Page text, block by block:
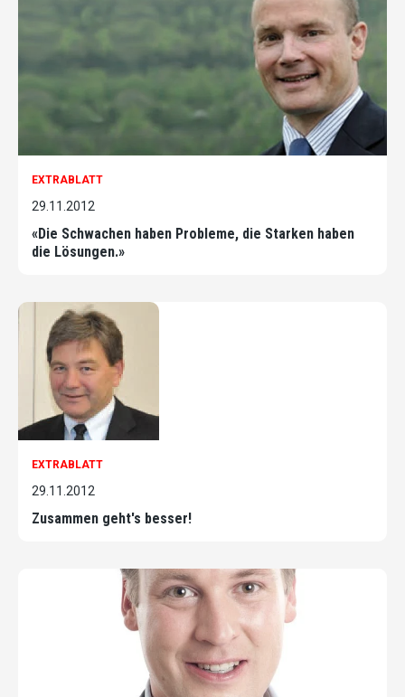
EXTRABLATT
29.11.2012
«Die Schwachen haben Probleme, die Starken haben
die Lösungen.»
EXTRABLATT
29.11.2012
Zusammen geht's besser!